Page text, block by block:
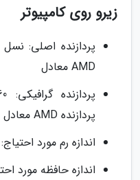
زیرو روی کامپیوتر
AMD معادل
پردازنده AMD معادل
اندازه رم مورد احتیاج: 8 گیگابایت
اندازه حافظه مورد احتیاج: 40